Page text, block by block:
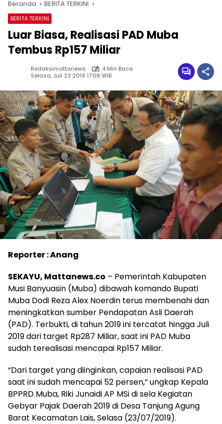
Beranda BERITA TERKINI
BERITA TERKINI
Luar Biasa, Realisasi PAD Muba
Tembus Rp157 Miliar
Redaksimattanews
4 Min Baca
Selasa, Juli 23 2019 17:08 WIB
Reporter : Anang
SEKAYU, Mattanews.co – Pemerintah Kabupaten
Musi Banyuasin (Muba) dibawah komando Bupati
Muba Dodi Reza Alex Noerdin terus membenahi dan
meningkatkan sumber Pendapatan Asli Daerah
(PAD). Terbukti, di tahun 2019 ini tercatat hingga Juli
2019 dari target Rp287 Miliar, saat ini PAD Muba
sudah terealisasi mencapai Rp157 Miliar.
“Dari target yang diinginkan, capaian realisasi PAD
saat ini sudah mencapai 52 persen,” ungkap Kepala
BPPRD Muba, Riki Junaidi AP MSi di sela Kegiatan
Gebyar Pajak Daerah 2019 di Desa Tanjung Agung
Barat Kecamatan Lais, Selasa (23/07/2019).